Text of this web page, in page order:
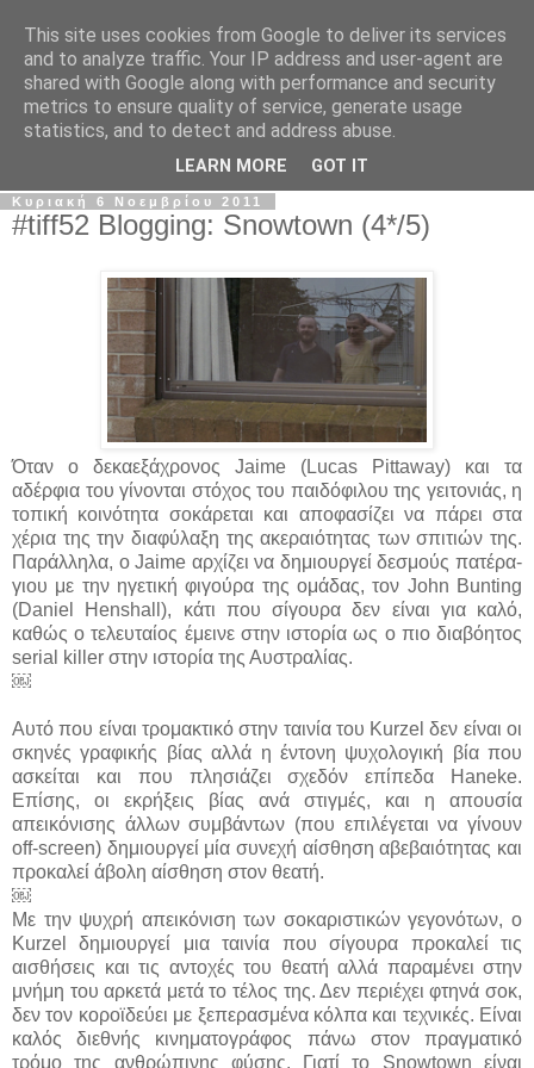
The Frame Game
Κινηματογραφόφιλος από κούνια αλλά όχι το μωρό της
Κυριακή 6 Νοεμβρίου 2011
#tiff52 Blogging: Snowtown (4*/5)
Όταν ο δεκαεξάχρονος Jaime (Lucas Pittaway) και τα
αδέρφια του γίνονται στόχος του παιδόφιλου της γειτονιάς, η
τοπική κοινότητα σοκάρεται και αποφασίζει να πάρει στα
χέρια της την διαφύλαξη της ακεραιότητας των σπιτιών της.
Παράλληλα, ο Jaime αρχίζει να δημιουργεί δεσμούς πατέρα-
γιου με την ηγετική φιγούρα της ομάδας, τον John Bunting
(Daniel Henshall), κάτι που σίγουρα δεν είναι για καλό,
καθώς ο τελευταίος έμεινε στην ιστορία ως ο πιο διαβόητος
serial killer στην ιστορία της Αυστραλίας.
￼
Αυτό που είναι τρομακτικό στην ταινία του Kurzel δεν είναι οι
σκηνές γραφικής βίας αλλά η έντονη ψυχολογική βία που
ασκείται και που πλησιάζει σχεδόν επίπεδα Haneke.
Επίσης, οι εκρήξεις βίας ανά στιγμές, και η απουσία
απεικόνισης άλλων συμβάντων (που επιλέγεται να γίνουν
off-screen) δημιουργεί μία συνεχή αίσθηση αβεβαιότητας και
προκαλεί άβολη αίσθηση στον θεατή.
￼
Με την ψυχρή απεικόνιση των σοκαριστικών γεγονότων, ο
Kurzel δημιουργεί μια ταινία που σίγουρα προκαλεί τις
αισθήσεις και τις αντοχές του θεατή αλλά παραμένει στην
μνήμη του αρκετά μετά το τέλος της. Δεν περιέχει φτηνά σοκ,
δεν τον κοροϊδεύει με ξεπερασμένα κόλπα και τεχνικές. Είναι
καλός διεθνής κινηματογράφος πάνω στον πραγματικό
τρόμο της ανθρώπινης φύσης. Γιατί το Snowtown είναι
This site uses cookies from Google to deliver its services
and to analyze traffic. Your IP address and user-agent are
shared with Google along with performance and security
metrics to ensure quality of service, generate usage
statistics, and to detect and address abuse.
LEARN MORE GOT IT